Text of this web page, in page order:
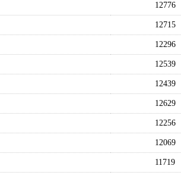
12776
12715
12296
12539
12439
12629
12256
12069
11719